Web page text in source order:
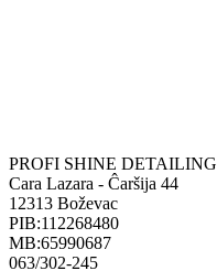
PROFI SHINE DETAILING
Cara Lazara - Ĉaršija 44
12313 Boževac
PIB:112268480
MB:65990687
063/302-245